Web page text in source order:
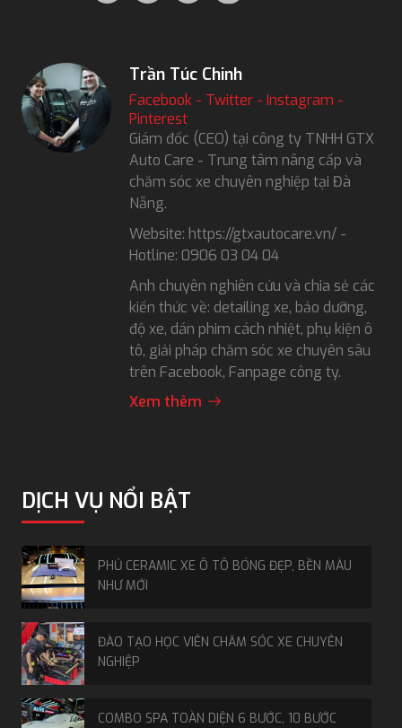
Trần Túc Chinh
Facebook - Twitter - Instagram -
Pinterest
Giám đốc (CEO) tại công ty TNHH GTX
Auto Care - Trung tâm nâng cấp và
chăm sóc xe chuyên nghiệp tại Đà
Nẵng.
Website: https://gtxautocare.vn/ -
Hotline: 0906 03 04 04
Anh chuyên nghiên cứu và chia sẻ các
kiến thức về: detailing xe, bảo dưỡng,
độ xe, dán phim cách nhiệt, phụ kiện ô
tô, giải pháp chăm sóc xe chuyên sâu
trên Facebook, Fanpage công ty.
Xem thêm
DỊCH VỤ NỔI BẬT
PHỦ CERAMIC XE Ô TÔ BÓNG ĐẸP, BỀN MÀU
NHƯ MỚI
ĐÀO TẠO HỌC VIÊN CHĂM SÓC XE CHUYÊN
NGHIỆP
COMBO SPA TOÀN DIỆN 6 BƯỚC, 10 BƯỚC